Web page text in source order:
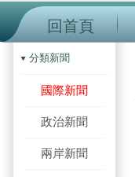
回首頁
分類新聞
國際新聞
政治新聞
兩岸新聞